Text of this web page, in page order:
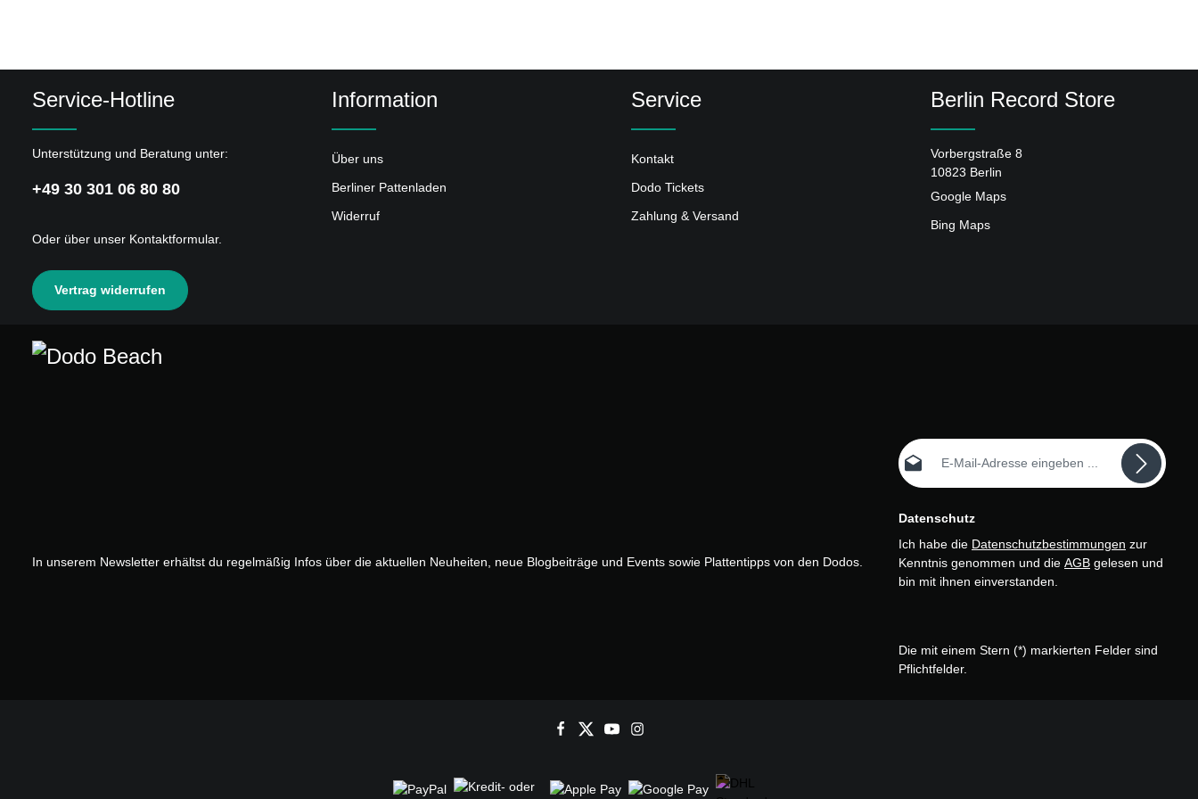
WITH A FISTFUL OF FAITH (FEAT. JULIE DOIRON)
LOVERS ARE WATERPROOF
SHEER WONDER BABY (FEAT. KIMYA DAWSON)
11 SONG FOR THE FAMILY
12 YOU'RE SO FAR FROM ME
13 PAULETTE PT. 2
Service-Hotline
Unterstützung und Beratung unter:
+49 30 301 06 80 80
Oder über unser Kontaktformular.
Vertrag widerrufen
Information
Über uns
Berliner Pattenladen
Widerruf
Service
Kontakt
Dodo Tickets
Zahlung & Versand
Berlin Record Store
Vorbergstraße 8
10823 Berlin
Google Maps
Bing Maps
In unserem Newsletter erhältst du regelmäßig Infos über die aktuellen Neuheiten, neue Blogbeiträge und Events sowie Plattentipps von den Dodos.
E-Mail-Adresse*
Datenschutz
Ich habe die Datenschutzbestimmungen zur
Kenntnis genommen und die AGB gelesen und
bin mit ihnen einverstanden.
Die mit einem Stern (*) markierten Felder sind
Pflichtfelder.